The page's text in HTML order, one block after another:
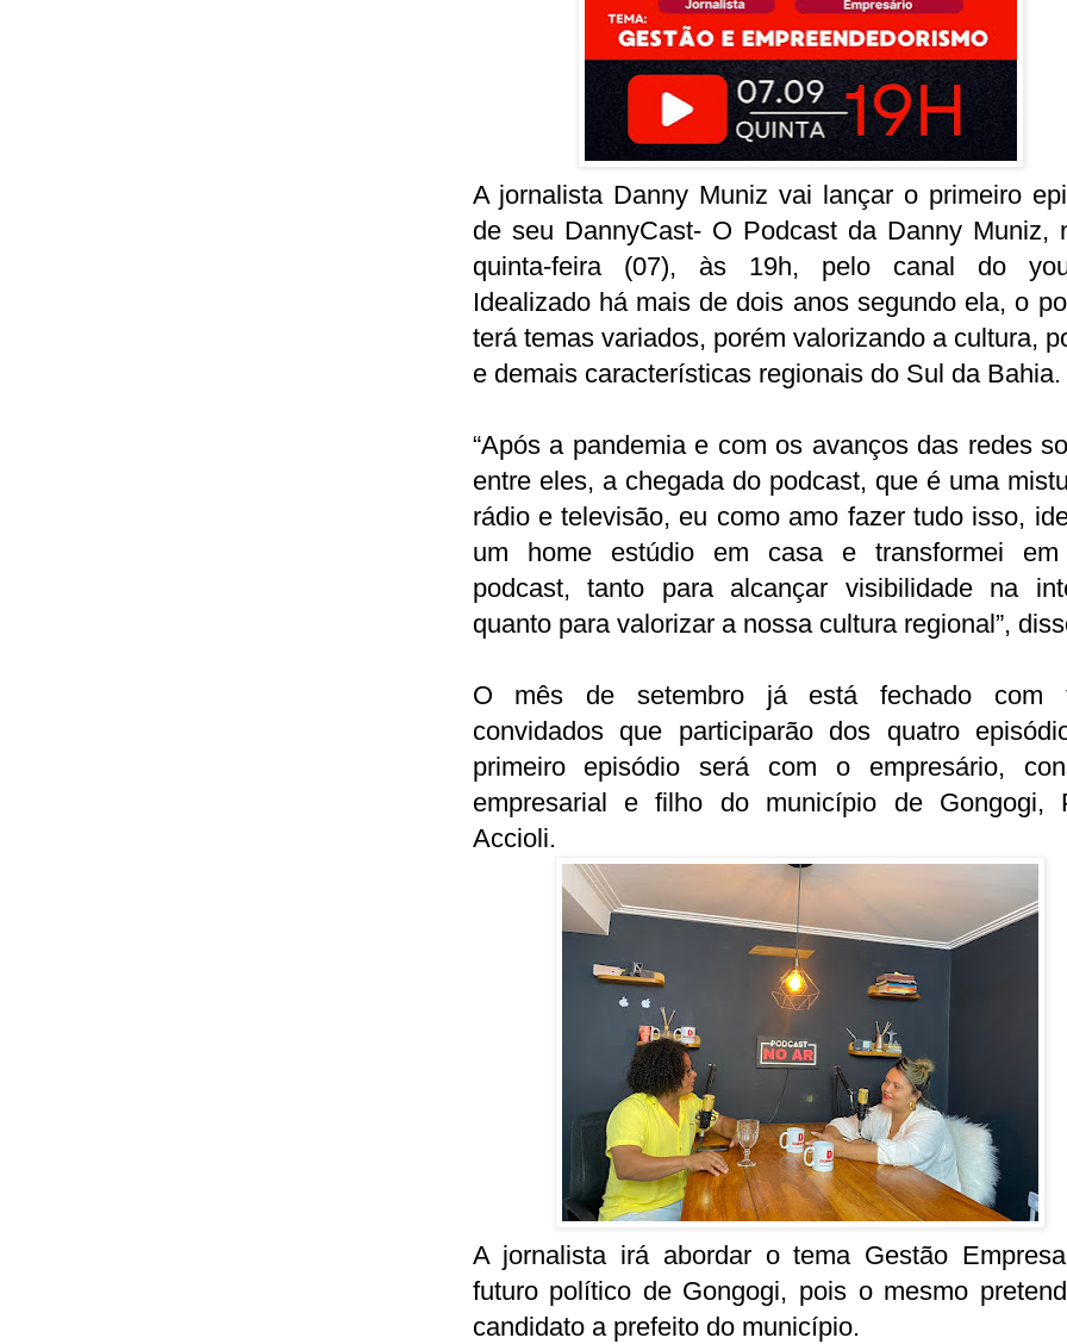
A jornalista Danny Muniz vai lançar o primeiro
de seu DannyCast- O Podcast da Danny Muniz,
quinta-feira (07), às 19h, pelo canal do
Idealizado há mais de dois anos segundo ela, o
terá temas variados, porém valorizando a cultura,
e demais características regionais do Sul da Bahia.
“Após a pandemia e com os avanços das redes
entre eles, a chegada do podcast, que é uma
rádio e televisão, eu como amo fazer tudo isso,
um home estúdio em casa e transformei
podcast, tanto para alcançar visibilidade na
quanto para valorizar a nossa cultura regional”,
O mês de setembro já está fechado com
convidados que participarão dos quatro
primeiro episódio será com o empresário,
empresarial e filho do município de Gongogi,
Accioli.
A jornalista irá abordar o tema Gestão
futuro político de Gongogi, pois o mesmo
candidato a prefeito do município.